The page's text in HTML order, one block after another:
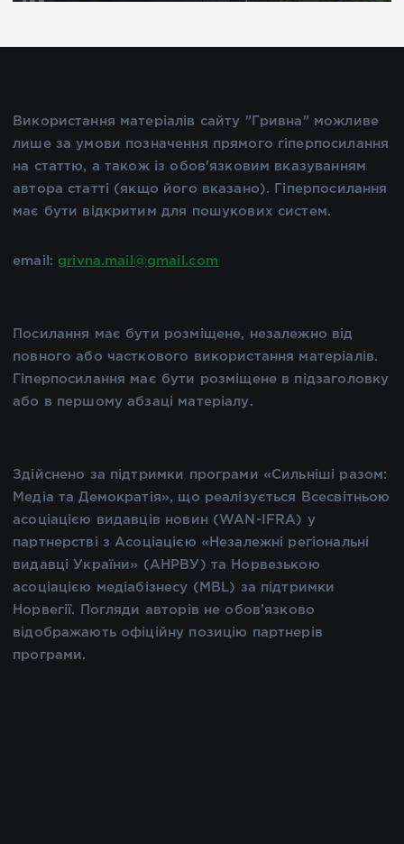
Використання матеріалів сайту "Гривна" можливе
лише за умови позначення прямого гіперпосилання
на статтю, а також із обов'язковим вказуванням
автора статті (якщо його вказано). Гіперпосилання
має бути відкритим для пошукових систем.
email: grivna.mail@gmail.com
Посилання має бути розміщене, незалежно від
повного або часткового використання матеріалів.
Гіперпосилання має бути розміщене в підзаголовку
або в першому абзаці матеріалу.
Здійснено за підтримки програми «Сильніші разом:
Медіа та Демократія», що реалізується Всесвітньою
асоціацією видавців новин (WAN-IFRA) у
партнерстві з Асоціацією «Незалежні регіональні
видавці України» (АНРВУ) та Норвезькою
асоціацією медіабізнесу (MBL) за підтримки
Норвегії. Погляди авторів не обов’язково
відображають офіційну позицію партнерів
програми.